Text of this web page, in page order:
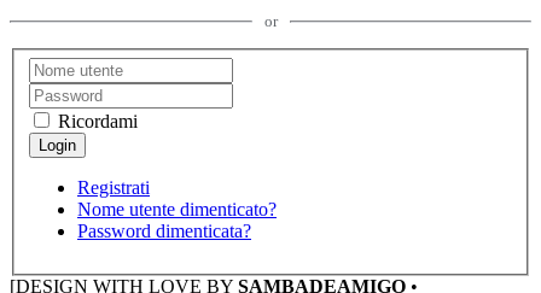
or
Ricordami
Registrati
Nome utente dimenticato?
Password dimenticata?
[DESIGN WITH LOVE BY SAMBADEAMIGO •